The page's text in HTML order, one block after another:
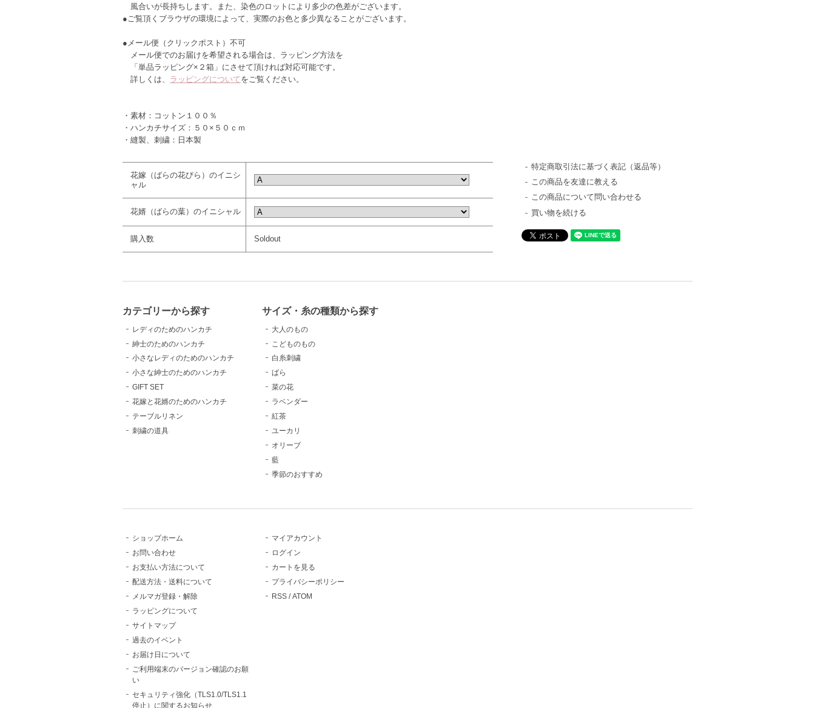
風合いが長持ちします。また、染色のロットにより多少の色差がございます。
●ご覧頂くブラウザの環境によって、実際のお色と多少異なることがございます。
●メール便（クリックポスト）不可
メール便でのお届けを希望される場合は、ラッピング方法を
「単品ラッピング×２箱」にさせて頂ければ対応可能です。
詳しくは、 ラッピングについてをご覧ください。
・素材：コットン１００％
・ハンカチサイズ：５０×５０ｃｍ
・縫製、刺繍：日本製
花嫁（ばらの花びら）のイニシ
ャル
花婿（ばらの葉）のイニシャル
購入数 Soldout
特定商取引法に基づく表記（返品等）
この商品を友達に教える
この商品について問い合わせる
買い物を続ける
カテゴリーから探す
レディのためのハンカチ
紳士のためのハンカチ
小さなレディのためのハンカチ
小さな紳士のためのハンカチ
GIFT SET
花嫁と花婿のためのハンカチ
テーブルリネン
刺繍の道具
サイズ・糸の種類から探す
大人のもの
こどものもの
白糸刺繍
ばら
菜の花
ラベンダー
紅茶
ユーカリ
オリーブ
藍
季節のおすすめ
ショップホーム
お問い合わせ
お支払い方法について
配送方法・送料について
メルマガ登録・解除
ラッピングについて
サイトマップ
過去のイベント
お届け日について
ご利用端末のバージョン確認のお願
い
セキュリティ強化（TLS1.0/TLS1.1
停止）に関するお知らせ
マイアカウント
ログイン
カートを見る
プライバシーポリシー
RSS /ATOM